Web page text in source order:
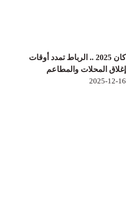
كان 2025 .. الرباط تمدد أوقات
إغلاق المحلات والمطاعم
2025-12-16